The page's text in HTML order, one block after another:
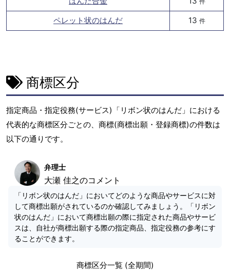
ペレット状のはんだ 13 件
商標区分
指定商品・指定役務(サービス)「リボン状のはんだ」における
代表的な商標区分ごとの、商標(商標出願・登録商標)の件数は
以下の通りです。
弁理士
大瀬 佳之のコメント
「リボン状のはんだ」においてどのような商品やサービスに対
して商標出願がされているのか確認してみましょう。「リボン
状のはんだ」において商標出願の際に指定された商品やサービ
スは、自社が商標出願する際の指定商品、指定役務の参考にす
ることができます。
商標区分一覧 (全期間)